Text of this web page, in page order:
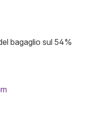
bagaglio sul 54%